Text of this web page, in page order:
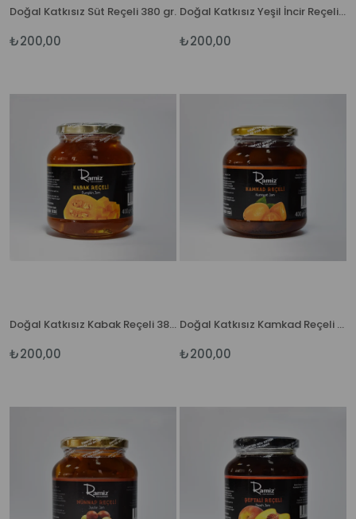
Doğal Katkısız Süt Reçeli 380 gr.
₺200,00
Doğal Katkısız Yeşil İncir Reçeli 380 gr.
₺200,00
Doğal Katkısız Kabak Reçeli 380 gr.
₺200,00
Doğal Katkısız Kamkad Reçeli 380 gr.
₺200,00